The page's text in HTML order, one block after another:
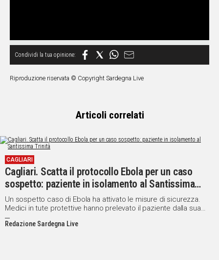
Riproduzione riservata © Copyright Sardegna Live
Articoli correlati
CAGLIARI
Cagliari. Scatta il protocollo Ebola per un caso
sospetto: paziente in isolamento al Santissima
Trinità
Un sospetto caso di Ebola ha attivato le misure di sicurezza.
Medici in tute protettive hanno prelevato il paziente dalla sua
abitazione
Redazione Sardegna Live